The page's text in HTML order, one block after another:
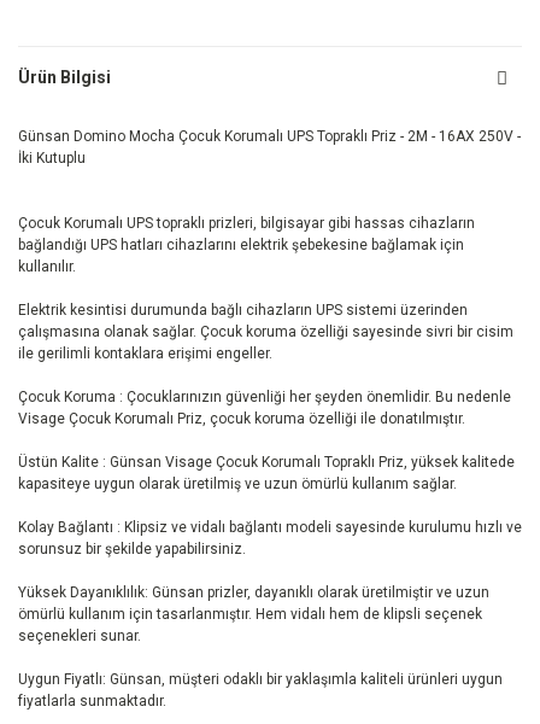
Ürün Bilgisi
Günsan Domino Mocha Çocuk Korumalı UPS Topraklı Priz - 2M - 16AX 250V -
İki Kutuplu
Çocuk Korumalı UPS topraklı prizleri, bilgisayar gibi hassas cihazların
bağlandığı UPS hatları cihazlarını elektrik şebekesine bağlamak için
kullanılır.
Elektrik kesintisi durumunda bağlı cihazların UPS sistemi üzerinden
çalışmasına olanak sağlar. Çocuk koruma özelliği sayesinde sivri bir cisim
ile gerilimli kontaklara erişimi engeller.
Çocuk Koruma : Çocuklarınızın güvenliği her şeyden önemlidir. Bu nedenle
Visage Çocuk Korumalı Priz, çocuk koruma özelliği ile donatılmıştır.
Üstün Kalite : Günsan Visage Çocuk Korumalı Topraklı Priz, yüksek kalitede
kapasiteye uygun olarak üretilmiş ve uzun ömürlü kullanım sağlar.
Kolay Bağlantı : Klipsiz ve vidalı bağlantı modeli sayesinde kurulumu hızlı ve
sorunsuz bir şekilde yapabilirsiniz.
Yüksek Dayanıklılık: Günsan prizler, dayanıklı olarak üretilmiştir ve uzun
ömürlü kullanım için tasarlanmıştır. Hem vidalı hem de klipsli seçenek
seçenekleri sunar.
Uygun Fiyatlı: Günsan, müşteri odaklı bir yaklaşımla kaliteli ürünleri uygun
fiyatlarla sunmaktadır.